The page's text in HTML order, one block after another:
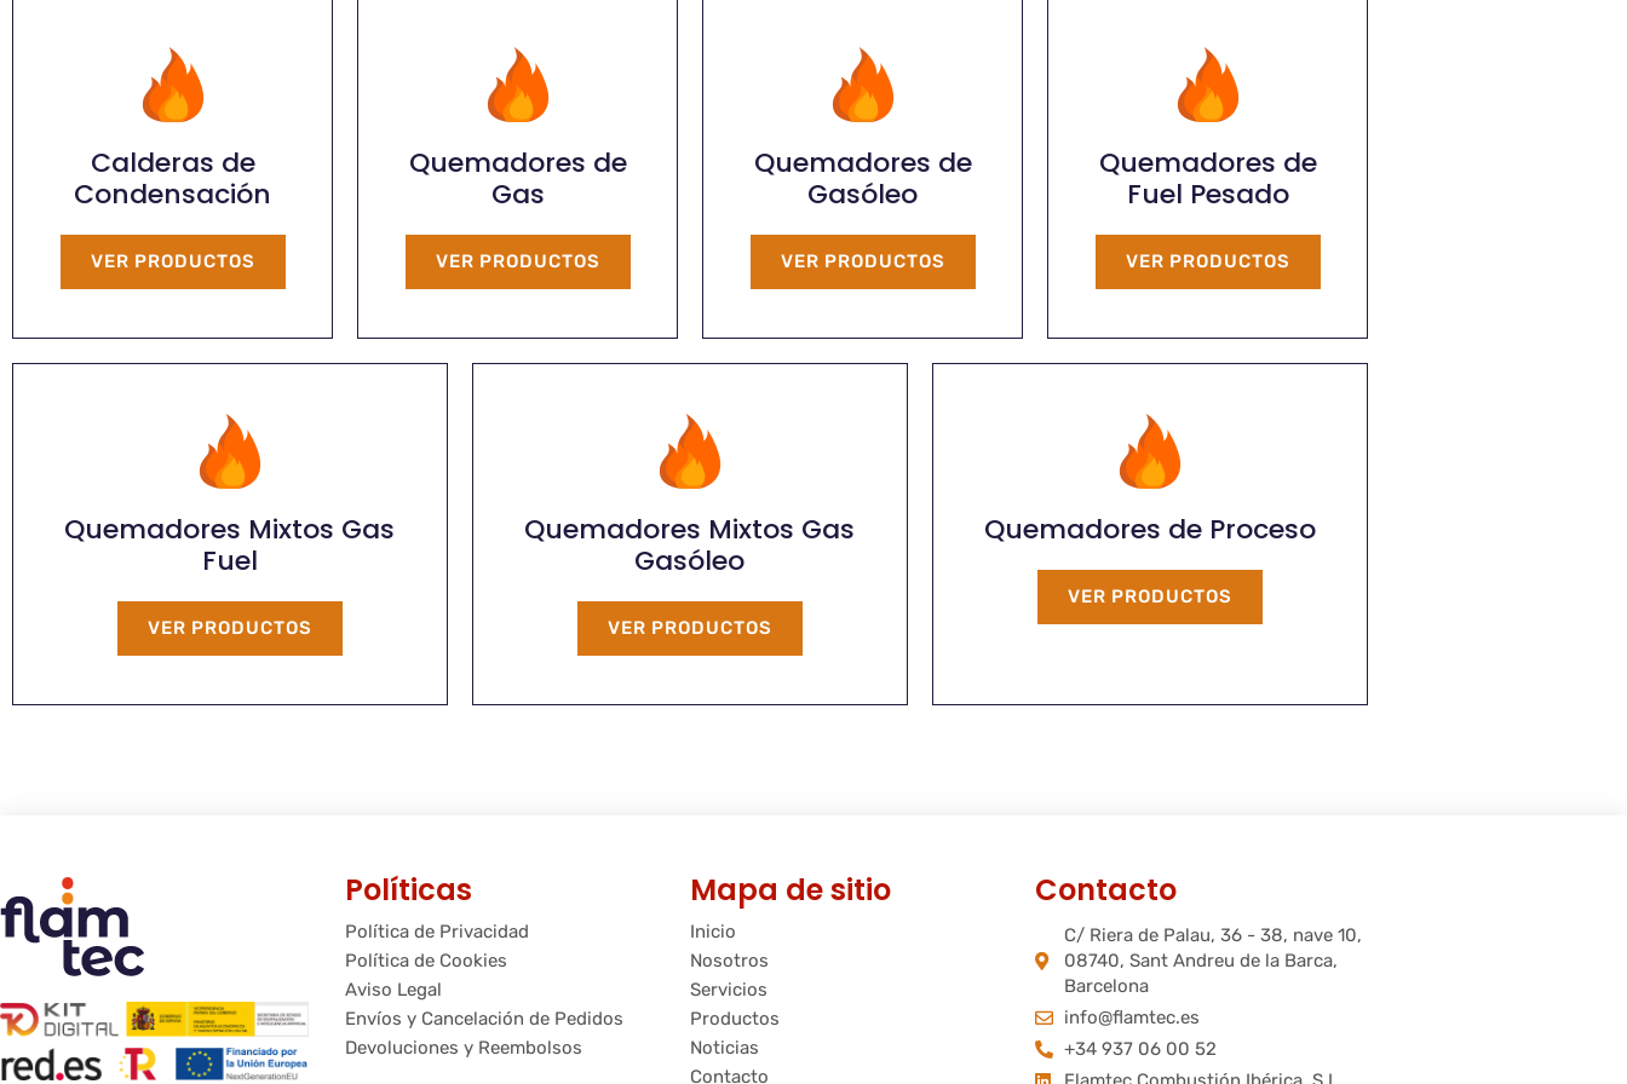
Calderas de
Condensación
VER PRODUCTOS
Quemadores de
Gas
VER PRODUCTOS
Quemadores de
Gasóleo
VER PRODUCTOS
Quemadores de
Fuel Pesado
VER PRODUCTOS
Quemadores Mixtos Gas
Fuel
VER PRODUCTOS
Quemadores Mixtos Gas
Gasóleo
VER PRODUCTOS
Quemadores de Proceso
VER PRODUCTOS
Políticas
Política de Privacidad
Política de Cookies
Aviso Legal
Envíos y Cancelación de Pedidos
Devoluciones y Reembolsos
Mapa de sitio
Inicio
Nosotros
Servicios
Productos
Noticias
Contacto
Contacto
C/ Riera de Palau, 36 - 38, nave 10,
08740, Sant Andreu de la Barca,
Barcelona
info@flamtec.es
+34 937 06 00 52